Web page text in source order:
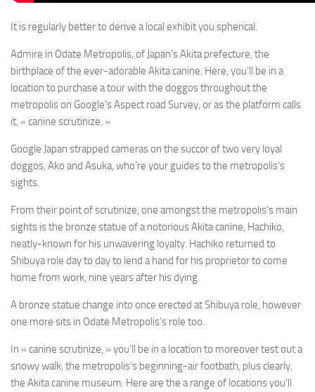
It is regularly better to derive a local exhibit you spherical.
Admire in Odate Metropolis, of Japan’s Akita prefecture, the
birthplace of the ever-adorable Akita canine. Here, you’ll be in a
location to purchase a tour with the doggos throughout the
metropolis on Google’s Aspect road Survey, or as the platform calls
it, « canine scrutinize. »
Google Japan strapped cameras on the succor of two very loyal
doggos, Ako and Asuka, who’re your guides to the metropolis’s
sights.
From their point of scrutinize, one amongst the metropolis’s main
sights is the bronze statue of a notorious Akita canine, Hachiko,
neatly-known for his unwavering loyalty. Hachiko returned to
Shibuya role day to day to lend a hand for his proprietor to come
home from work, nine years after his dying.
A bronze statue change into once erected at Shibuya role, however
one more sits in Odate Metropolis’s role too.
In « canine scrutinize, » you’ll be in a location to moreover test out a
snowy walk, the metropolis’s beginning-air footbath, plus clearly,
the Akita canine museum. Here are the a range of locations you’ll